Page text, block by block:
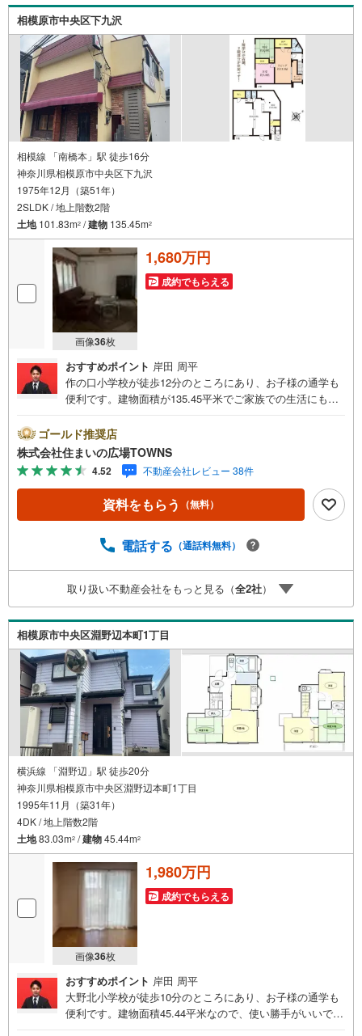
相模原市中央区下九沢
相模線 「南橋本」駅 徒歩16分
神奈川県相模原市中央区下九沢
1975年12月（築51年）
2SLDK / 地上階数2階
土地101.83m2 /建物 135.45m2
画像36枚
1,680万円
成約でもらえる
おすすめポイント 岸田 周平
作の口小学校が徒歩12分のところにあり、お子様の通学も
便利です。建物面積が135.45平米でご家族での生活にも十
な世代の方にもなじみます。全居室6帖以上なら、家族連れ
でも広々と使えます。収納力に優れる納戸が設置されてお
ります。コチラの物件の向きは、南東向きの物件です。安
心の前面道路6m以上の条件を備えております。【年中無
休/9:00～21:00】人気物件は特にお問い合わせが集中する
ため、お早めにお電話下さい。「室内・現地を見学する」
各種ご相談も承っております。○住宅ローンのご相談○ライ
客様へ経験豊富なスタッフが親身になってお客様に合った
物件をご紹介させて頂きます！ /他社様掲載物件も併せてご
紹介可能ですのでお気軽にお問い合わせ下さい♪駐車場も
ございますので、お車でのお越しも大歓迎です！
ゴールド推奨店
株式会社住まいの広場TOWNS
4.52 不動産会社レビュー 38件
資料をもらう （無料）
電話する （通話料無料）
取り扱い不動産会社をもっと見る（全2社）
相模原市中央区淵野辺本町1丁目
横浜線 「淵野辺」駅 徒歩20分
神奈川県相模原市中央区淵野辺本町1丁目
1995年11月（築31年）
4DK / 地上階数2階
土地83.03m2 /建物45.44m2
画像36枚
1,980万円
成約でもらえる
おすすめポイント 岸田 周平
大野北小学校が徒歩10分のところにあり、お子様の通学も
便利です。建物面積45.44平米なので、使い勝手がいいで